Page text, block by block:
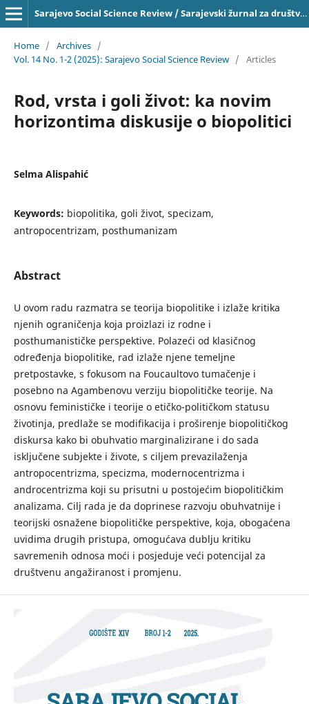
Sarajevo Social Science Review / Sarajevski žurnal za društvena pitanja, ISSN 2303-4033 on-line
Home / Archives /
Vol. 14 No. 1-2 (2025): Sarajevo Social Science Review / Articles
Rod, vrsta i goli život: ka novim
horizontima diskusije o biopolitici
Selma Alispahić
Keywords: biopolitika, goli život, specizam,
antropocentrizam, posthumanizam
Abstract
U ovom radu razmatra se teorija biopolitike i izlaže kritika
njenih ograničenja koja proizlazi iz rodne i
posthumanističke perspektive. Polazeći od klasičnog
određenja biopolitike, rad izlaže njene temeljne
pretpostavke, s fokusom na Foucaultovo tumačenje i
posebno na Agambenovu verziju biopolitičke teorije. Na
osnovu feminističke i teorije o etičko-političkom statusu
životinja, predlaže se modifikacija i proširenje biopolitičkog
diskursa kako bi obuhvatio marginalizirane i do sada
isključene subjekte i živote, s ciljem prevazilaženja
antropocentrizma, specizma, modernocentrizma i
androcentrizma koji su prisutni u postojećim biopolitičkim
analizama. Cilj rada je da doprinese razvoju obuhvatnije i
teorijski osnažene biopolitičke perspektive, koja, obogaćena
uvidima drugih pristupa, omogućava dublju kritiku
savremenih odnosa moći i posjeduje veći potencijal za
društvenu angažiranost i promjenu.